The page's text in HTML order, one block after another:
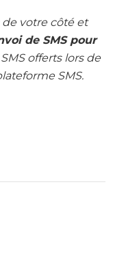
votre côté et
de SMS pour
offerts lors de
SMS.